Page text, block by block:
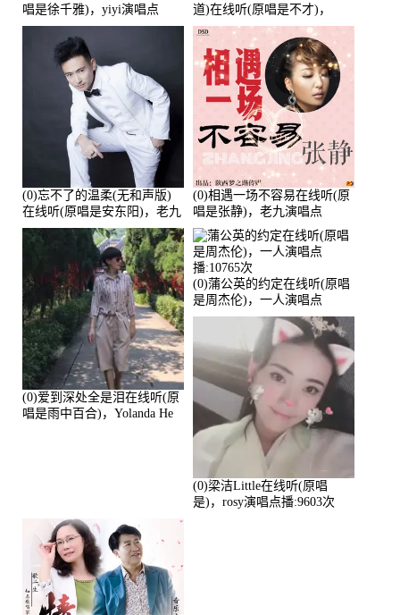
唱是徐千雅)，yiyi演唱点
播:21991次
道)在线听(原唱是不才)，
HGBai演唱点播:19428次
(0)忘不了的温柔(无和声版)
在线听(原唱是安东阳)，老九
演唱点播:17392次
(0)相遇一场不容易在线听(原
唱是张静)，老九演唱点
播:11453次
(0)爱到深处全是泪在线听(原
唱是雨中百合)，Yolanda He
(0)蒲公英的约定在线听(原唱
是周杰伦)，一人演唱点
播:10765次
(0)梁洁Little在线听(原唱
是)，rosy演唱点播:9603次